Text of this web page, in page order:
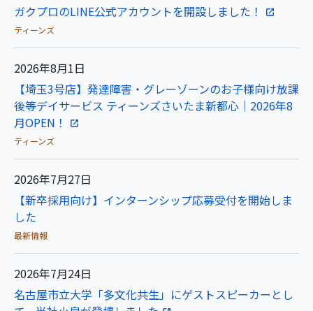
ガクプロのLINE公式アカウントを開設しました！
ティーンズ
2026年8月1日
【埼玉3号店】発達障害・グレーゾーンのお子様向け放課
後等デイサービス ティーンズさいたま新都心｜2026年8
月OPEN！
ティーンズ
2026年7月27日
【新卒採用向け】インターンシップ応募受付を開始しま
した
最新情報
2026年7月24日
名古屋市立大学「多文化共生」にゲストスピーカーとし